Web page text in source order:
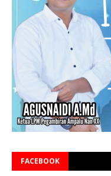
FACEBOOK